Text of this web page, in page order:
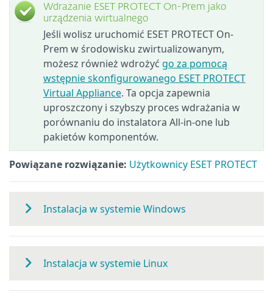
Wdrażanie ESET PROTECT On-Prem jako
urządzenia wirtualnego
Jeśli wolisz uruchomić ESET PROTECT On-
Prem w środowisku zwirtualizowanym,
możesz również wdrożyć go za pomocą
wstępnie skonfigurowanego ESET PROTECT
Virtual Appliance. Ta opcja zapewnia
uproszczony i szybszy proces wdrażania w
porównaniu do instalatora All-in-one lub
pakietów komponentów.
Powiązane rozwiązanie: Użytkownicy ESET PROTECT
Instalacja w systemie Windows
Instalacja w systemie Linux